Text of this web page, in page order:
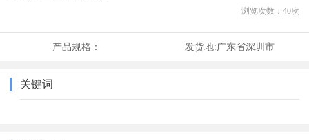
浏览次数： 40次
产品规格： 发货地:广东省深圳市
关键词